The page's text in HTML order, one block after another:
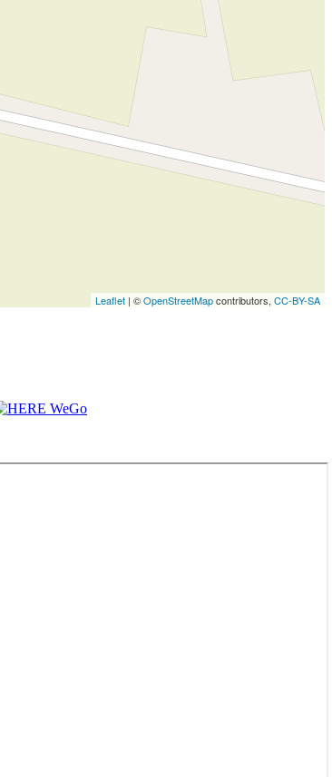
Leaflet | ©OpenStreetMapcontributors, CC-BY-SA